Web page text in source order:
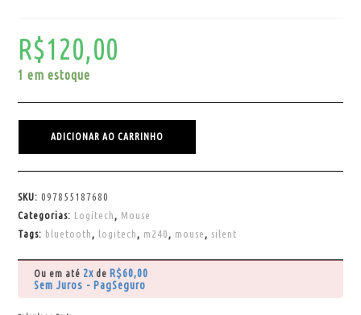
R$120,00
1 em estoque
ADICIONAR AO CARRINHO
SKU:097855187680
Categorias: Logitech , Mouse
Tags: bluetooth , logitech , m240 , mouse , silent
Ou em até 2x de R$60,00
Sem Juros - PagSeguro